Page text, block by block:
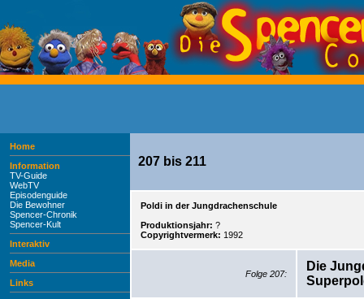
Home
Information
TV-Guide
WebTV
Episodenguide
Die Bewohner
Spencer-Chronik
Spencer-Kult
Interaktiv
Media
Links
207 bis 211
Poldi in der Jungdrachenschule
Produktionsjahr: ?
Copyrightvermerk: 1992
Folge 207:
Die